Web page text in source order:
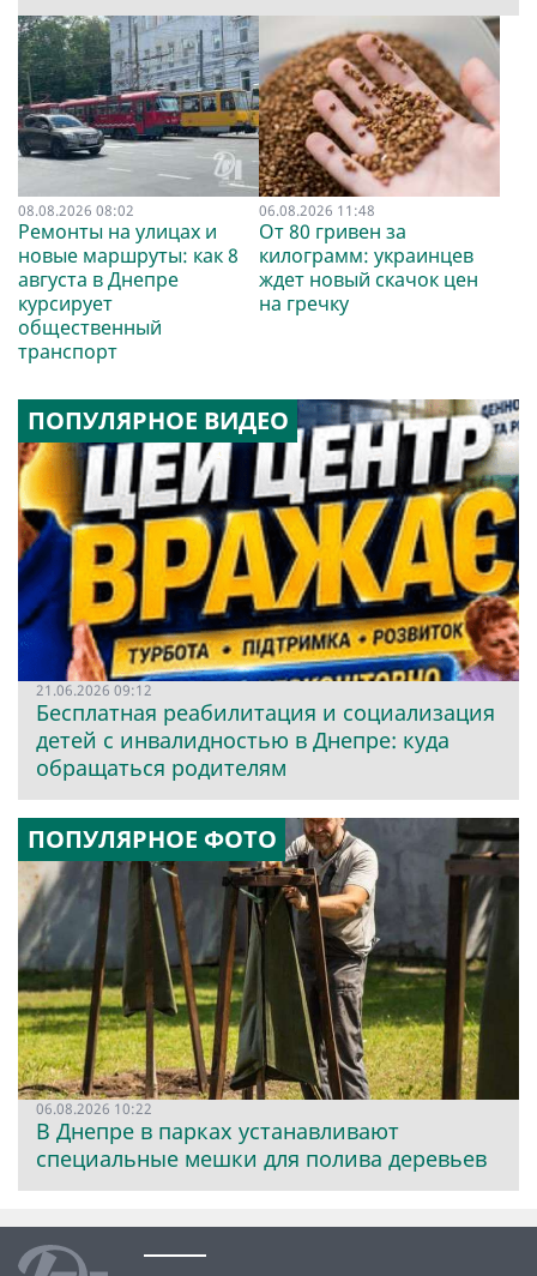
08.08.2026 08:02
Ремонты на улицах и
новые маршруты: как 8
августа в Днепре
курсирует
общественный
транспорт
06.08.2026 11:48
От 80 гривен за
килограмм: украинцев
ждет новый скачок цен
на гречку
ПОПУЛЯРНОЕ ВИДЕО
21.06.2026 09:12
Бесплатная реабилитация и социализация
детей с инвалидностью в Днепре: куда
обращаться родителям
ПОПУЛЯРНОЕ ФОТО
06.08.2026 10:22
В Днепре в парках устанавливают
специальные мешки для полива деревьев